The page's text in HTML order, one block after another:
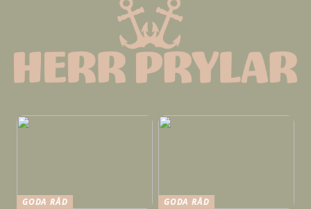
GODA RÅD
GODA RÅD